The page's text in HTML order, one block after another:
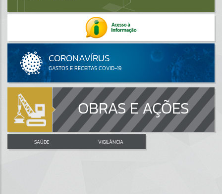
OBRAS E AÇÕES
SAÚDE VIGILÂNCIA